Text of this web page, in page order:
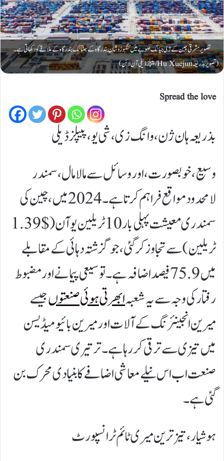
تصویر مشرقی چین کے ژی جیانگ صوبے میں ننگبو زوشان بندرگاہ کے جنتانگ بندرگاہ کے علاقے کو دکھاتی ہے۔
(تصویر بذریعہ Hu Xuejun/پیپلز ڈیلی آن لائن)
Spread the love
بذریعہ ہان ژن، وانگ زی، شی یو، پیپلز ڈیلی
وسیع، خوبصورت، اور وسائل سے مالا مال، سمندر
لامحدود مواقع فراہم کرتا ہے۔ 2024 میں، چین کی
سمندری معیشت پہلی بار 10 ٹریلین یوآن ($ 1.39
ٹریلین) سے تجاوز کر گئی، جو گزشتہ دہائی کے مقابلے
میں 75.9 فیصد اضافہ ہے۔ توسیعی پیمانے اور مضبوط
رفتار کی وجہ سے یہ شعبہابھرتی ہوئی صنعتوںجیسے
میرین انجینئرنگ کے آلات اور میرین بائیو میڈیسن
میں تیزی سے ترقی کر رہا ہے۔ ترتیری سمندری
صنعت اب اس نیلے معاشی اضافے کا بنیادی محرک بن
گئی ہے۔
ہوشیار، تیز ترین میری ٹائم ٹرانسپورٹ